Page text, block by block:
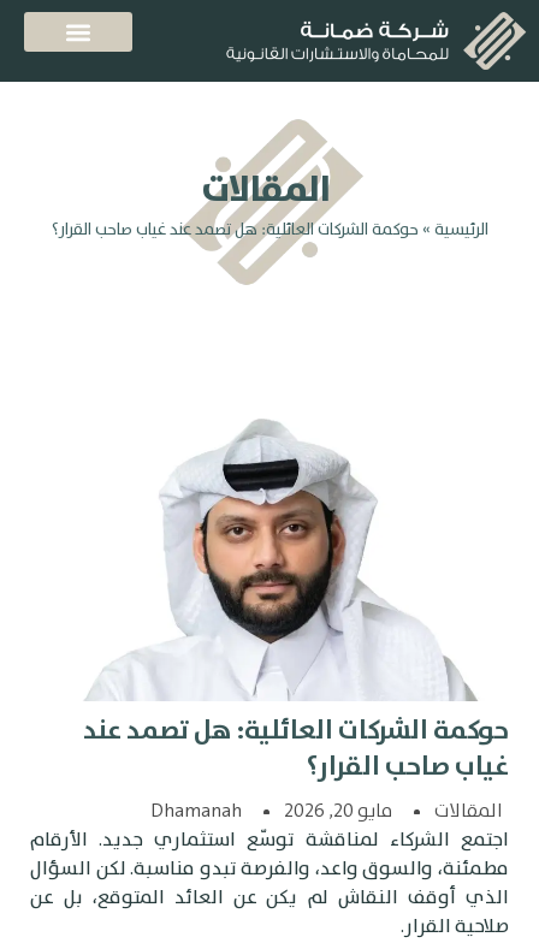
المقالات
الرئيسية»حوكمة الشركات العائلية: هل تصمد عند غياب صاحب القرار؟
الشركات العائلية: هل تصمد عند
صاحب القرار؟
المقالات مايو 20, 2026
Dhamanah
الشركاء لمناقشة توسّع استثماري جديد. الأرقام
والسوق واعد، والفرصة تبدو مناسبة. لكن السؤال
أوقف النقاش لم يكن عن العائد المتوقع، بل عن
القرار.